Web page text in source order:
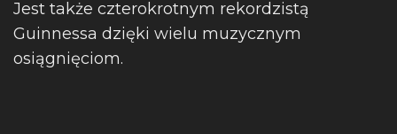
Jest także czterokrotnym rekordzistą
Guinnessa dzięki wielu muzycznym
osiągnięciom.